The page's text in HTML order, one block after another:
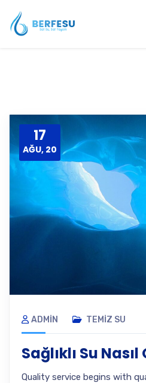
17
AĞU, 20
ADMIN TEMIZ SU
Sağlıklı Su Nasıl
Quality service begins with